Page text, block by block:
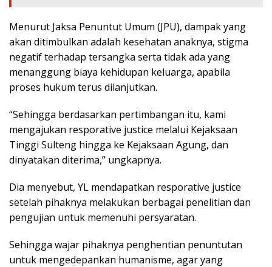
Menurut Jaksa Penuntut Umum (JPU), dampak yang
akan ditimbulkan adalah kesehatan anaknya, stigma
negatif terhadap tersangka serta tidak ada yang
menanggung biaya kehidupan keluarga, apabila
proses hukum terus dilanjutkan.
“Sehingga berdasarkan pertimbangan itu, kami
mengajukan resporative justice melalui Kejaksaan
Tinggi Sulteng hingga ke Kejaksaan Agung, dan
dinyatakan diterima,” ungkapnya.
Dia menyebut, YL mendapatkan resporative justice
setelah pihaknya melakukan berbagai penelitian dan
pengujian untuk memenuhi persyaratan.
Sehingga wajar pihaknya penghentian penuntutan
untuk mengedepankan humanisme, agar yang